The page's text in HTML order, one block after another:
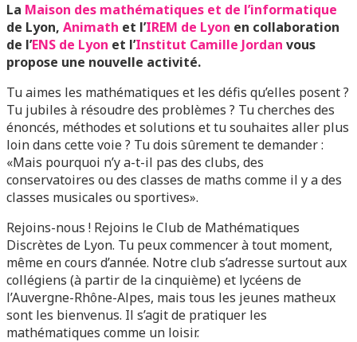
La Maison des mathématiques et de l’informatique
de Lyon, Animath et l’IREM de Lyon en collaboration
de l’ENS de Lyon et l’Institut Camille Jordan vous
propose une nouvelle activité.
Tu aimes les mathématiques et les défis qu’elles posent ?
Tu jubiles à résoudre des problèmes ? Tu cherches des
énoncés, méthodes et solutions et tu souhaites aller plus
loin dans cette voie ? Tu dois sûrement te demander :
«Mais pourquoi n’y a-t-il pas des clubs, des
conservatoires ou des classes de maths comme il y a des
classes musicales ou sportives».
Rejoins-nous ! Rejoins le Club de Mathématiques
Discrètes de Lyon. Tu peux commencer à tout moment,
même en cours d’année. Notre club s’adresse surtout aux
collégiens (à partir de la cinquième) et lycéens de
l’Auvergne-Rhône-Alpes, mais tous les jeunes matheux
sont les bienvenus. Il s’agit de pratiquer les
mathématiques comme un loisir.